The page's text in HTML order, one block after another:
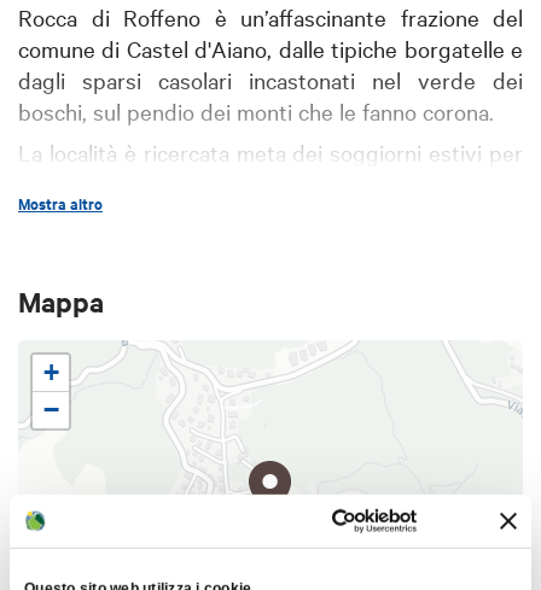
Rocca di Roffeno è un’affascinante frazione del
comune di Castel d'Aiano, dalle tipiche borgatelle e
dagli sparsi casolari incastonati nel verde dei
boschi, sul pendio dei monti che le fanno corona.
La località è ricercata meta dei soggiorni estivi per
acque, per l'aria incontaminata che vi si respira, per
Rocca di Roffeno conserva testimonianze antiche,
probabilmente era possedimento Matildico e vi si
trovava un castello. Da visitare, a valle del paese, la
Chiesa parrocchiale di San Martino di Tours. Merita
una visita l'anticaAbbazia di Santa Lucia di
Roffeno
situata a poca distanza da Rocca da
Roffeno, sorta con lo scopo di dare anche ospizio
ed assistenza ai numerosi viandanti che
percorrevano la vicina strada di collegamento fra
Mostra altro
Mappa
+
−